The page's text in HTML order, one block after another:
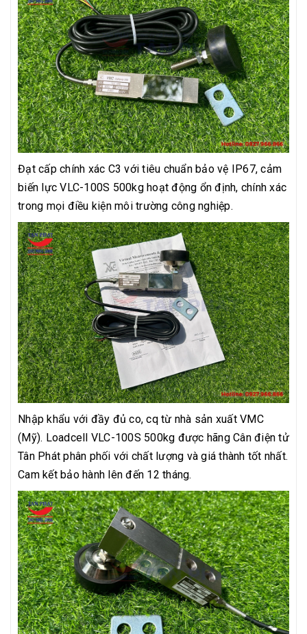
Đạt cấp chính xác C3 với tiêu chuẩn bảo vệ IP67, cảm
biến lực VLC-100S 500kg hoạt động ổn định, chính xác
trong mọi điều kiện môi trường công nghiệp.
Nhập khẩu với đầy đủ co, cq từ nhà sản xuất VMC
(Mỹ). Loadcell VLC-100S 500kg được hãng Cân điện tử
Tân Phát phân phối với chất lượng và giá thành tốt nhất.
Cam kết bảo hành lên đến 12 tháng.